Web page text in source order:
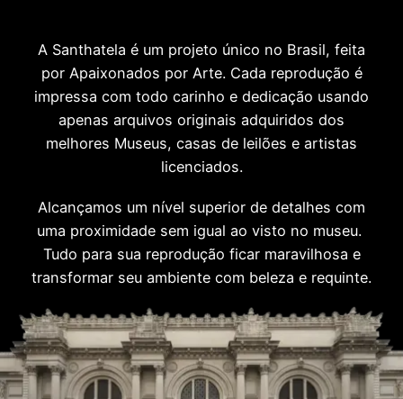
A Santhatela é um projeto único no Brasil, feita
por Apaixonados por Arte. Cada reprodução é
impressa com todo carinho e dedicação usando
apenas arquivos originais adquiridos dos
melhores Museus, casas de leilões e artistas
licenciados.
Alcançamos um nível superior de detalhes com
uma proximidade sem igual ao visto no museu.
Tudo para sua reprodução ficar maravilhosa e
transformar seu ambiente com beleza e requinte.